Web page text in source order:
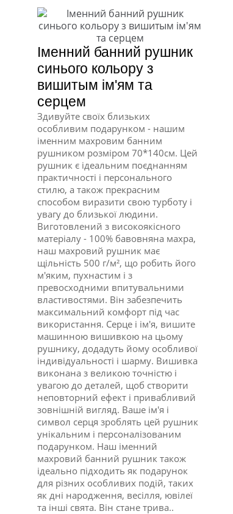
Іменний банний рушник
синього кольору з
вишитым ім'ям та
серцем
Здивуйте своїх близьких
особливим подарунком - нашим
іменним махровим банним
рушником розміром 70*140см. Цей
рушник є ідеальним поєднанням
практичності і персонального
стилю, а також прекрасним
способом виразити свою турботу і
увагу до близької людини.
Виготовлений з високоякісного
матеріалу - 100% бавовняна махра,
наш махровий рушник має
щільність 500 г/м², що робить його
м'яким, пухнастим і з
превосходними впитувальними
властивостями. Він забезпечить
максимальний комфорт під час
використання. Серце і ім'я, вишите
машинною вишивкою на цьому
рушнику, додадуть йому особливої
індивідуальності і шарму. Вишивка
виконана з великою точністю і
увагою до деталей, щоб створити
неповторний ефект і привабливий
зовнішній вигляд. Ваше ім'я і
символ серця зроблять цей рушник
унікальним і персоналізованим
подарунком. Наш іменний
махровий банний рушник також
ідеально підходить як подарунок
для різних особливих подій, таких
як дні народження, весілля, ювілеї
та інші свята. Він стане трива..